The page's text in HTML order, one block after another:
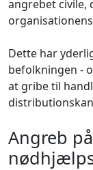
angrebet civile,
Dette har
befolkningen -
at gribe til
Angreb